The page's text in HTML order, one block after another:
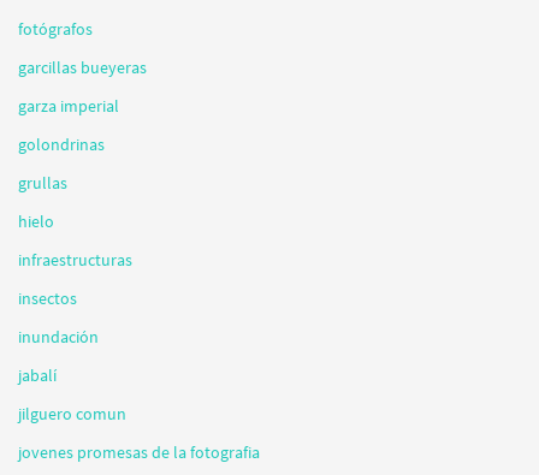
fotógrafos
garcillas bueyeras
garza imperial
golondrinas
grullas
hielo
infraestructuras
insectos
inundación
jabalí
jilguero comun
jovenes promesas de la fotografia